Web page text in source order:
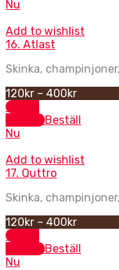
Nu
Add to wishlist
16. Atlast
Skinka,
120kr – 400kr
Select
optionsBeställ
Nu
Add to wishlist
17. Quttro
Skinka,
120kr – 400kr
Select
optionsBeställ
Nu